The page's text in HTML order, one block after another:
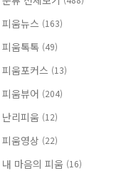
피움뉴스 (163)
피움톡톡 (49)
피움포커스 (13)
피움뷰어 (204)
난리피움 (12)
피움영상 (22)
내 마음의 피움 (16)